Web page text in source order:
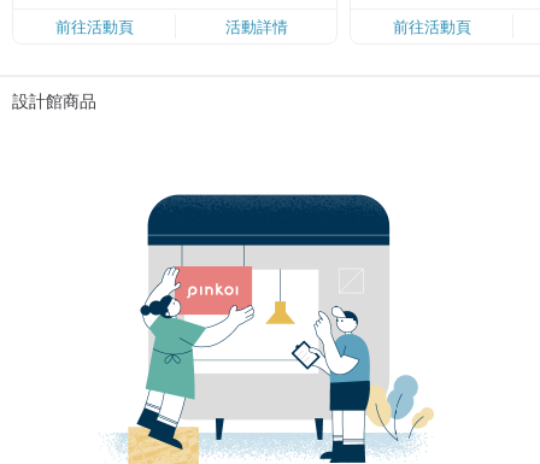
限，額滿即止，僅限「常用信用
卡」結帳）
前往活動頁 活動詳情
前往活動頁
設計館商品